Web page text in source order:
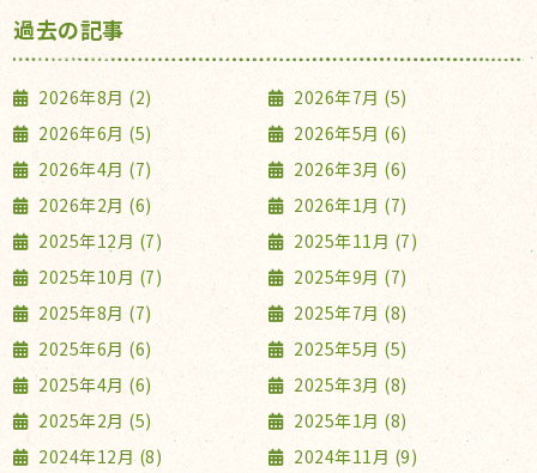
過去の記事
2026年8月 (2)
2026年7月 (5)
2026年6月 (5)
2026年5月 (6)
2026年4月 (7)
2026年3月 (6)
2026年2月 (6)
2026年1月 (7)
2025年12月 (7)
2025年11月 (7)
2025年10月 (7)
2025年9月 (7)
2025年8月 (7)
2025年7月 (8)
2025年6月 (6)
2025年5月 (5)
2025年4月 (6)
2025年3月 (8)
2025年2月 (5)
2025年1月 (8)
2024年12月 (8)
2024年11月 (9)